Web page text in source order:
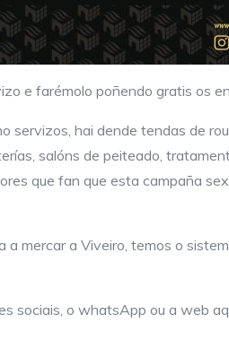
e farémolo poñendo gratis os
hai dende tendas de
salóns de peiteado,
que fan que esta campaña
mercar a Viveiro, temos o
sociais, o whatsApp ou a web